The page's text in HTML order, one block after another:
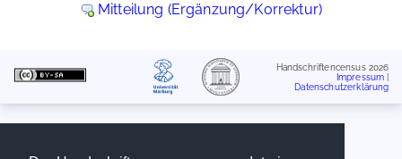
Mitteilung (Ergänzung/Korrektur)
Handschriftencensus 2026
Impressum
Datenschutzerklärung